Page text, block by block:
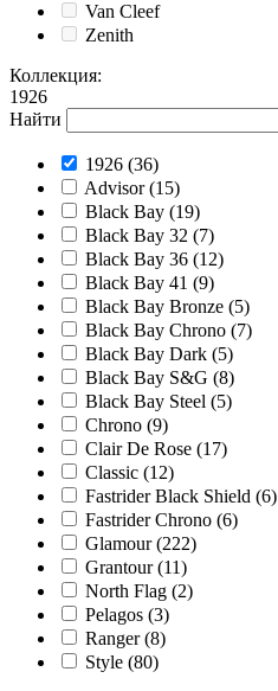
Van Cleef
Zenith
Коллекция:
1926
Найти
1926 (36)
Advisor (15)
Black Bay (19)
Black Bay 32 (7)
Black Bay 36 (12)
Black Bay 41 (9)
Black Bay Bronze (5)
Black Bay Chrono (7)
Black Bay Dark (5)
Black Bay S&G (8)
Black Bay Steel (5)
Chrono (9)
Clair De Rose (17)
Classic (12)
Fastrider Black Shield (6)
Fastrider Chrono (6)
Glamour (222)
Grantour (11)
North Flag (2)
Pelagos (3)
Ranger (8)
Style (80)